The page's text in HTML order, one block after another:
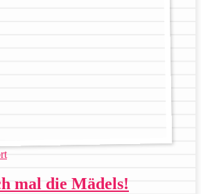
mal die Mädels!